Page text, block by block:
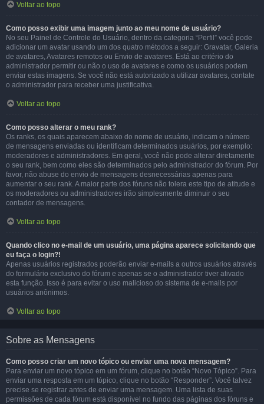
Voltar ao topo
Como posso exibir uma imagem junto ao meu nome de usuário?
No seu Painel de Controle do Usuário, dentro da categoria “Perfil” você pode
adicionar um avatar usando um dos quatro métodos a seguir: Gravatar, Galeria
de avatares, Avatares remotos ou Envio de avatares. Está ao critério do
administrador permitir ou não o uso de avatares e como os usuários podem
enviar estas imagens. Se você não está autorizado a utilizar avatares, contate
o administrador para receber uma justificativa.
Voltar ao topo
Como posso alterar o meu rank?
Os ranks, os quais aparecem abaixo do nome de usuário, indicam o número
de mensagens enviadas ou identificam determinados usuários, por exemplo:
moderadores e administradores. Em geral, você não pode alterar diretamente
o seu rank, bem como eles são determinados pelo administrador do fórum. Por
favor, não abuse do envio de mensagens desnecessárias apenas para
aumentar o seu rank. A maior parte dos fóruns não tolera este tipo de atitude e
os moderadores ou administradores irão simplesmente diminuir o seu
contador de mensagens.
Voltar ao topo
Quando clico no e-mail de um usuário, uma página aparece solicitando que
eu faça o login?!
Apenas usuários registrados poderão enviar e-mails a outros usuários através
do formulário exclusivo do fórum e apenas se o administrador tiver ativado
esta função. Isso é para evitar o uso malicioso do sistema de e-mails por
usuários anônimos.
Voltar ao topo
Sobre as Mensagens
Como posso criar um novo tópico ou enviar uma nova mensagem?
Para enviar um novo tópico em um fórum, clique no botão “Novo Tópico”. Para
enviar uma resposta em um tópico, clique no botão “Responder”. Você talvez
precise se registrar antes de enviar uma mensagem. Uma lista de suas
permissões de cada fórum está disponível no fundo das páginas dos fóruns e